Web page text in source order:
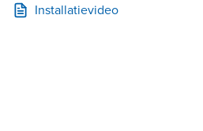
Installatievideo